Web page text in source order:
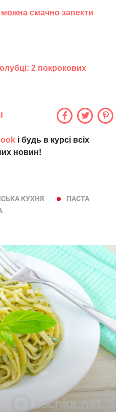
можна смачно запекти
2 покрокових
і будь в курсі всіх
новин!
КУХНЯ
ПАСТА